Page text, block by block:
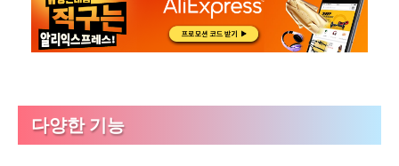
다양한 기능